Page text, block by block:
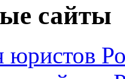
сайты
юристов